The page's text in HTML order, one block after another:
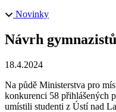
Novinky
Návrh
18.4.2024
Na půdě Ministerstva pro
konkurenci 58 přihlášených
umístili studenti z Ústí nad